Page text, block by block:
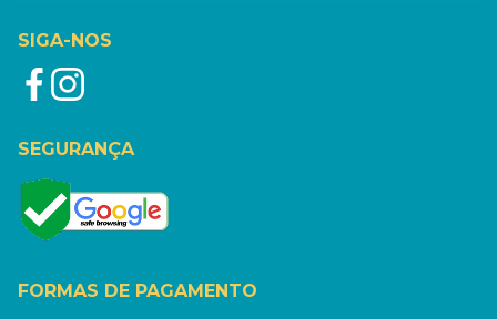
SIGA-NOS
SEGURANÇA
FORMAS DE PAGAMENTO